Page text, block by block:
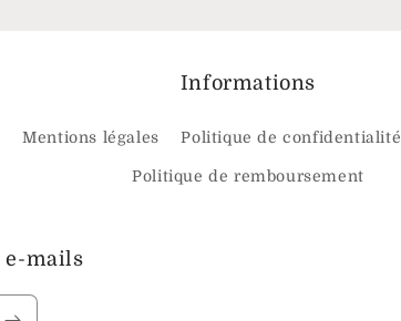
Informations
Mentions légales Politique de confidentialité
Politique de remboursement
e-mails